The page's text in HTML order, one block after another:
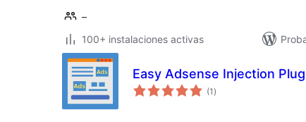
–
100+ instalaciones activas
Easy Adsense Injection
(1 valoraciones
en
)